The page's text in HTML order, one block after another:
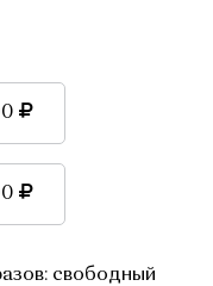
цвета
свободный